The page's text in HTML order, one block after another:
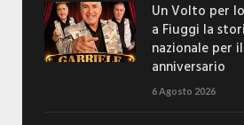
Un Volto per
a Fiuggi la
nazionale per
anniversario
6 Agosto 2026